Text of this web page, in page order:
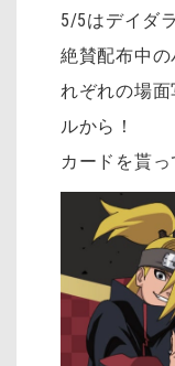
5/5はデイダ
絶賛配布中
れぞれの場面
ルから！
カードを貰っ